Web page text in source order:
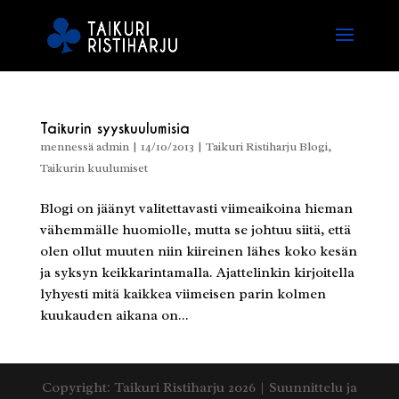
Taikurin syyskuulumisia
mennessäadmin| 14/10/2013 | Taikuri Ristiharju Blogi,
Taikurin kuulumiset
Blogi on jäänyt valitettavasti viimeaikoina hieman
vähemmälle huomiolle, mutta se johtuu siitä, että
olen ollut muuten niin kiireinen lähes koko kesän
ja syksyn keikkarintamalla. Ajattelinkin kirjoitella
lyhyesti mitä kaikkea viimeisen parin kolmen
kuukauden aikana on...
Copyright: Taikuri Ristiharju 2026 | Suunnittelu ja